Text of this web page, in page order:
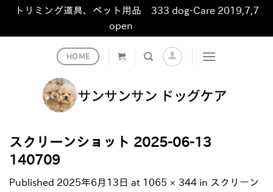
トリミング道具、ペット用品 333 dog-Care 2019,7,7
open
HOME
スクリーンショット 2025-06-13
140709
Published 2025年6月13日 at 1065 × 344 in スクリーン